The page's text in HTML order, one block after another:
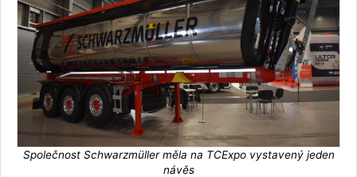
Společnost Schwarzmüller měla na TCExpo vystavený jeden
návěs